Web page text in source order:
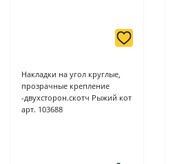
Накладки на угол круглые,
прозрачные крепление
-двухсторон.скотч Рыжий кот
арт. 103688